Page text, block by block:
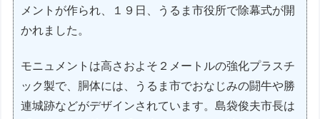
メントが作られ、１９日、うるま市役所で除幕式が開
かれました。
モニュメントは高さおよそ２メートルの強化プラスチ
ック製で、胴体には、うるま市でおなじみの闘牛や勝
連城跡などがデザインされています。島袋俊夫市長は